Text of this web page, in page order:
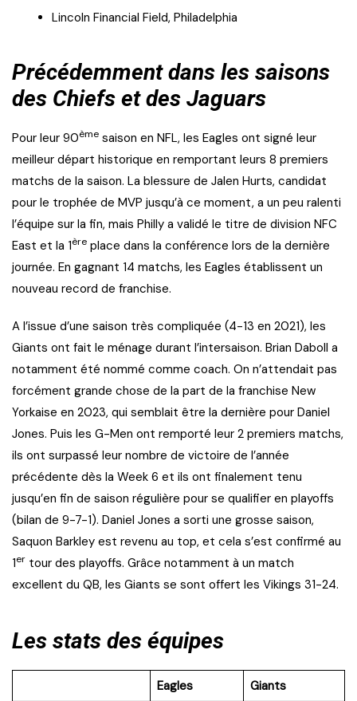
Lincoln Financial Field, Philadelphia
Précédemment dans les saisons
des Chiefs et des Jaguars
Pour leur 90ème saison en NFL, les Eagles ont signé leur
meilleur départ historique en remportant leurs 8 premiers
matchs de la saison. La blessure de Jalen Hurts, candidat
pour le trophée de MVP jusqu’à ce moment, a un peu ralenti
l’équipe sur la fin, mais Philly a validé le titre de division NFC
East et la 1ère place dans la conférence lors de la dernière
journée. En gagnant 14 matchs, les Eagles établissent un
nouveau record de franchise.
A l’issue d’une saison très compliquée (4-13 en 2021), les
Giants ont fait le ménage durant l’intersaison. Brian Daboll a
notamment été nommé comme coach. On n’attendait pas
forcément grande chose de la part de la franchise New
Yorkaise en 2023, qui semblait être la dernière pour Daniel
Jones. Puis les G-Men ont remporté leur 2 premiers matchs,
ils ont surpassé leur nombre de victoire de l’année
précédente dès la Week 6 et ils ont finalement tenu
jusqu’en fin de saison régulière pour se qualifier en playoffs
(bilan de 9-7-1). Daniel Jones a sorti une grosse saison,
Saquon Barkley est revenu au top, et cela s’est confirmé au
1er tour des playoffs. Grâce notamment à un match
excellent du QB, les Giants se sont offert les Vikings 31-24.
Les stats des équipes
Eagles
Giants